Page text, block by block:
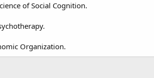
of Social Cognition.
Organization.